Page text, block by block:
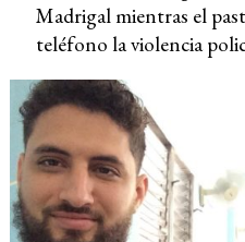
Madrigal mientras el
teléfono la violencia